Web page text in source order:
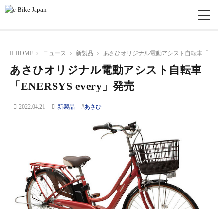
HOME ニュース 新製品 あさひオリジナル電動アシスト自転車「
あさひオリジナル電動アシスト自転車
「ENERSYS every」発売
2022.04.21 新製品 #あさひ